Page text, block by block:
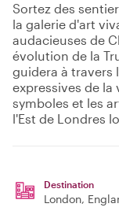
Sortez des
la galerie d'art
audacieuses de
évolution de la
guidera à travers
expressives de la
symboles et les
l'Est de Londres
Destination
London,